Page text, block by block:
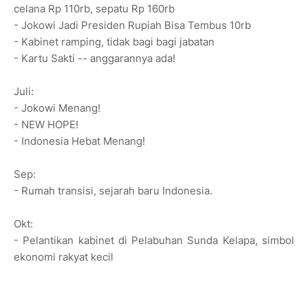
celana Rp 110rb, sepatu Rp 160rb
- Jokowi Jadi Presiden Rupiah Bisa Tembus 10rb
- Kabinet ramping, tidak bagi bagi jabatan
- Kartu Sakti -- anggarannya ada!
Juli:
- Jokowi Menang!
- NEW HOPE!
- Indonesia Hebat Menang!
Sep:
- Rumah transisi, sejarah baru Indonesia.
Okt:
- Pelantikan kabinet di Pelabuhan Sunda Kelapa, simbol
ekonomi rakyat kecil